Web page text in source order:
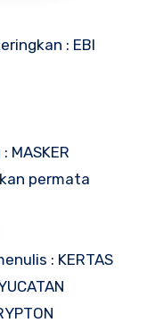
: EBI
MASKER
permata
: KERTAS